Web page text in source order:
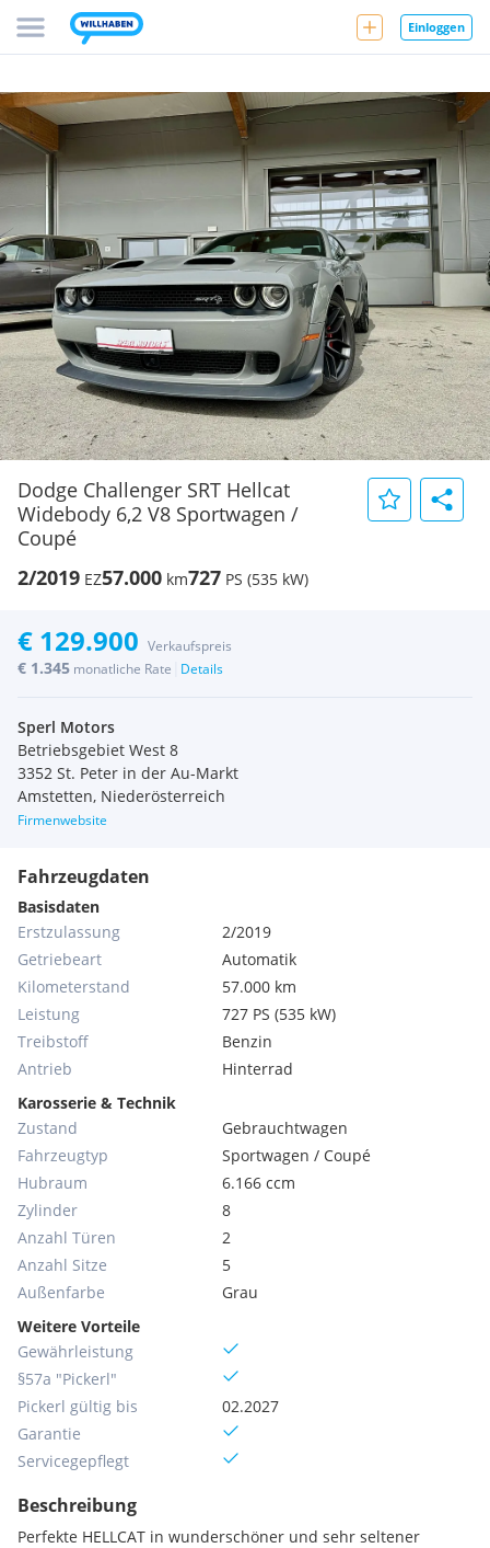
Einloggen
Dodge Challenger SRT Hellcat
Widebody 6,2 V8 Sportwagen /
Coupé
2/2019 EZ57.000 km727 PS (535 kW)
€ 129.900 Verkaufspreis
€ 1.345 monatliche Rate Details
Sperl Motors
Betriebsgebiet West 8
3352 St. Peter in der Au-Markt
Amstetten, Niederösterreich
Firmenwebsite
Fahrzeugdaten
Basisdaten
Erstzulassung
2/2019
Getriebeart
Automatik
Kilometerstand
57.000 km
Leistung
727 PS (535 kW)
Treibstoff
Benzin
Antrieb
Hinterrad
Karosserie & Technik
Zustand
Gebrauchtwagen
Fahrzeugtyp
Sportwagen / Coupé
Hubraum
6.166 ccm
Zylinder
8
Anzahl Türen
2
Anzahl Sitze
5
Außenfarbe
Grau
Weitere Vorteile
Gewährleistung
§57a "Pickerl"
Pickerl gültig bis
02.2027
Garantie
Servicegepflegt
Beschreibung
Perfekte HELLCAT in wunderschöner und sehr seltener